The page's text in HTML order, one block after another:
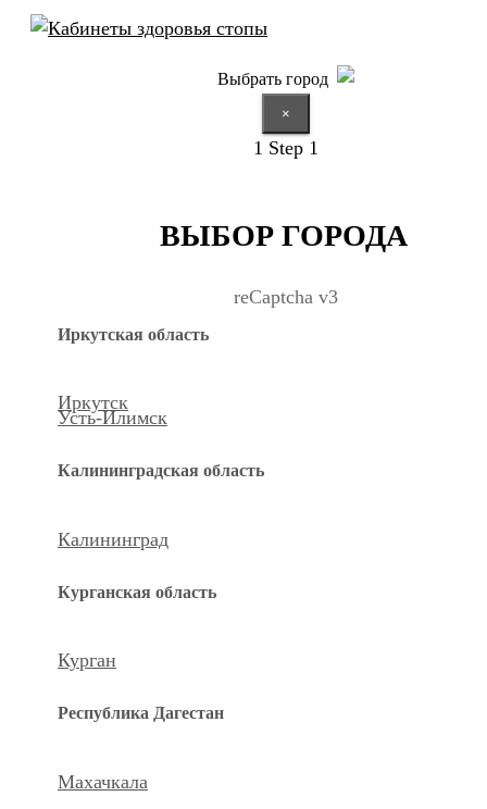
Выбрать город
×
1 Step 1
ВЫБОР ГОРОДА
reCaptcha v3
Иркутская область
Иркутск
Усть-Илимск
Калининградская область
Калининград
Курганская область
Курган
Республика Дагестан
Махачкала